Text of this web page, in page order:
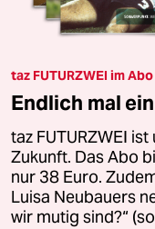
taz FUTURZWEI im
Endlich mal
taz FUTURZWEI
Zukunft. Das Abo
nur 38 Euro.
Luisa Neubauers
wir mutig sind?“